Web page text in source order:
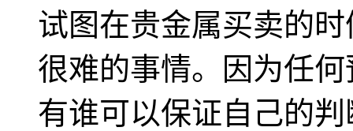
试图在贵金属买卖的
很难的事情。因为任
有谁可以保证自己的